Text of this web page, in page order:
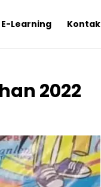
E-Learning Kontak
2022